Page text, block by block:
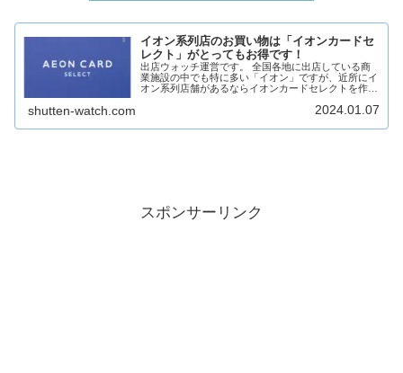
イオン系列店のお買い物は「イオンカードセ
レクト」がとってもお得です！
出店ウォッチ運営です。 全国各地に出店している商
業施設の中でも特に多い「イオン」ですが、近所にイ
オン系列店舗があるならイオンカードセレクトを作る
のか簡単に見ていきます！［PR］イオン系列店舗
shutten-watch.com 2024.01.07
スポンサーリンク